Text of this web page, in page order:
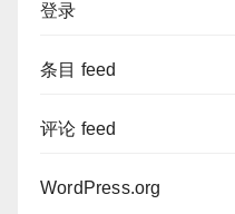
登录
条目 feed
评论 feed
WordPress.org